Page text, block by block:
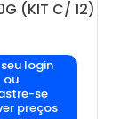
(KIT C/ 12)
login
ou
se
preços